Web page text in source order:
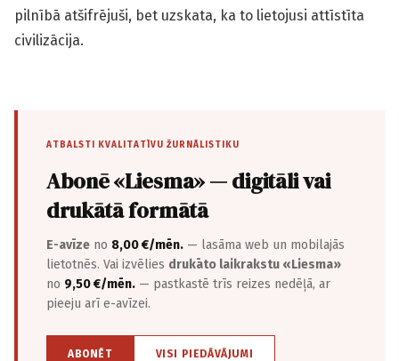
pilnībā atšifrējuši, bet uzskata, ka to lietojusi attīstīta
civilizācija.
ATBALSTI KVALITATĪVU ŽURNĀLISTIKU
Abonē «Liesma» — digitāli vai
drukātā formātā
E-avīze no 8,00 €/mēn. — lasāma web un mobilajās
lietotnēs. Vai izvēlies drukāto laikrakstu «Liesma»
no 9,50 €/mēn. — pastkastē trīs reizes nedēļā, ar
pieeju arī e-avīzei.
ABONĒT VISI PIEDĀVĀJUMI